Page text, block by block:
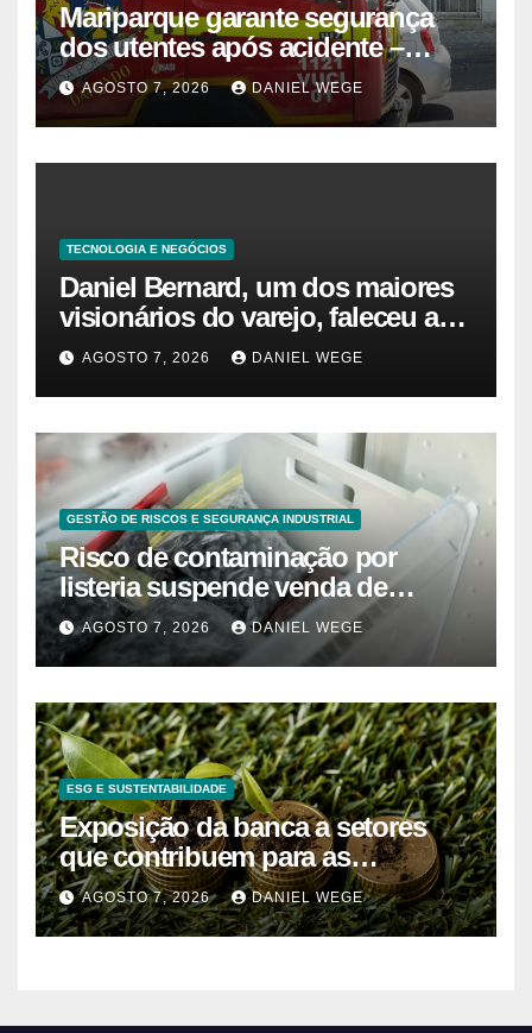
Mariparque garante segurança
dos utentes após acidente –
Observador
AGOSTO 7, 2026 DANIEL WEGE
TECNOLOGIA E NEGÓCIOS
Daniel Bernard, um dos maiores
visionários do varejo, faleceu aos
80 anos – Sincovaga Notícias
AGOSTO 7, 2026 DANIEL WEGE
GESTÃO DE RISCOS E SEGURANÇA INDUSTRIAL
Risco de contaminação por
listeria suspende venda de
mirtilos em fábricas da América
do Norte – Mix Vale
AGOSTO 7, 2026 DANIEL WEGE
ESG E SUSTENTABILIDADE
Exposição da banca a setores
que contribuem para as
alterações climáticas mantém-se
nos 62%
AGOSTO 7, 2026 DANIEL WEGE